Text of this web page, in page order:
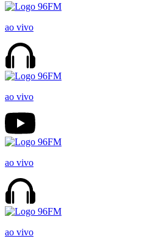
ao vivo
ao vivo
ao vivo
ao vivo